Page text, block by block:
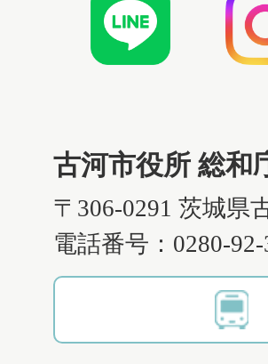
古河市役所 総和
〒306-0291 茨城県
電話番号：0280-